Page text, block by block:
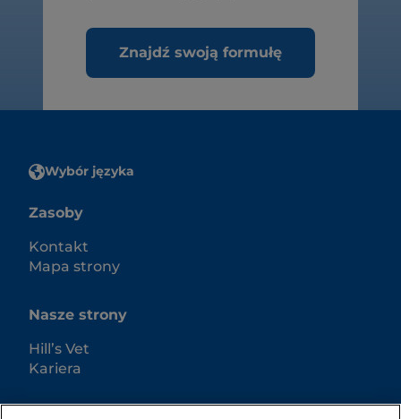
Znajdź swoją formułę
Wybór języka
Zasoby
Kontakt
Mapa strony
Nasze strony
Hill’s Vet
Kariera